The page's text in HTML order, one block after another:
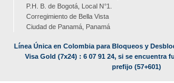
P.H. B. de Bogotá, Local N°1.
Corregimiento de Bella Vista
Ciudad de Panamá, Panamá
Línea Única en Colombia para Bloqueos y
Visa Gold (7x24) : 6 07 91 24, si se encuentra
prefijo (57+601)